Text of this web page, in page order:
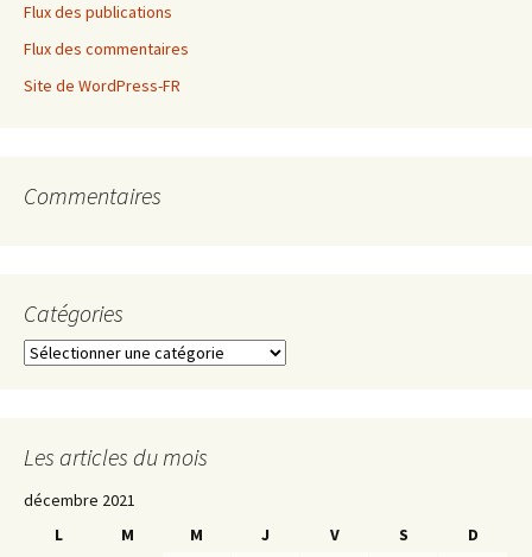
Flux des publications
Flux des commentaires
Site de WordPress-FR
Commentaires
Catégories
Catégories
Les articles du mois
décembre 2021
L
M M J V S
D